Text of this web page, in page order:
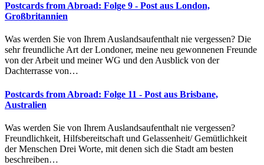
Postcards from Abroad: Folge 9 - Post aus London,
Großbritannien
Was werden Sie von Ihrem Auslandsaufenthalt nie vergessen? Die
sehr freundliche Art der Londoner, meine neu gewonnenen Freunde
von der Arbeit und meiner WG und den Ausblick von der
Dachterrasse von…
Postcards from Abroad: Folge 11 - Post aus Brisbane,
Australien
Was werden Sie von Ihrem Auslandsaufenthalt nie vergessen?
Freundlichkeit, Hilfsbereitschaft und Gelassenheit/ Gemütlichkeit
der Menschen Drei Worte, mit denen sich die Stadt am besten
beschreiben…